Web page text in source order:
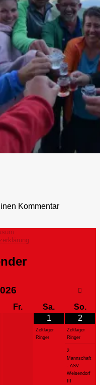
Kommentar
Fr. Sa.
So.
1
Zeltlager
Ringer
2
Zeltlager
Ringer
2.
Mannschaft
- ASV
Weisendorf